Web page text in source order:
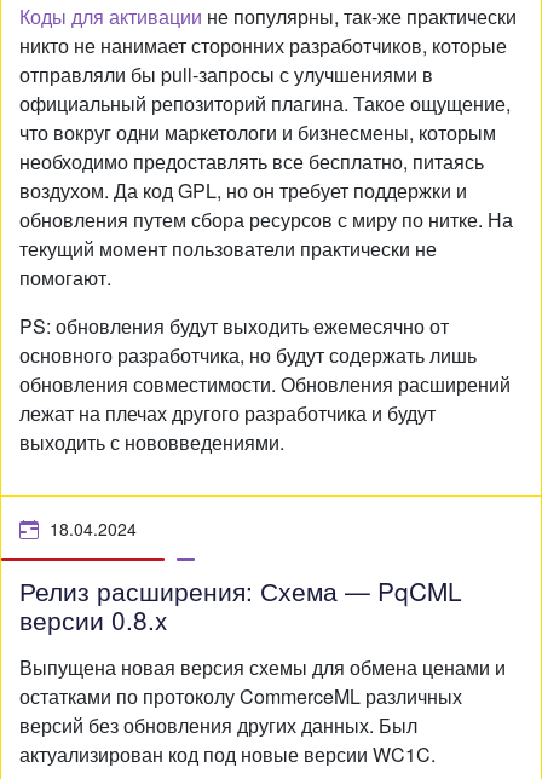
Коды для активации не популярны, так-же практически
никто не нанимает сторонних разработчиков, которые
отправляли бы pull-запросы с улучшениями в
официальный репозиторий плагина. Такое ощущение,
что вокруг одни маркетологи и бизнесмены, которым
необходимо предоставлять все бесплатно, питаясь
воздухом. Да код GPL, но он требует поддержки и
обновления путем сбора ресурсов с миру по нитке. На
текущий момент пользователи практически не
помогают.
PS: обновления будут выходить ежемесячно от
основного разработчика, но будут содержать лишь
обновления совместимости. Обновления расширений
лежат на плечах другого разработчика и будут
выходить с нововведениями.
18.04.2024
Релиз расширения: Схема — PqCML
версии 0.8.x
Выпущена новая версия схемы для обмена ценами и
остатками по протоколу CommerceML различных
версий без обновления других данных. Был
актуализирован код под новые версии WC1C.